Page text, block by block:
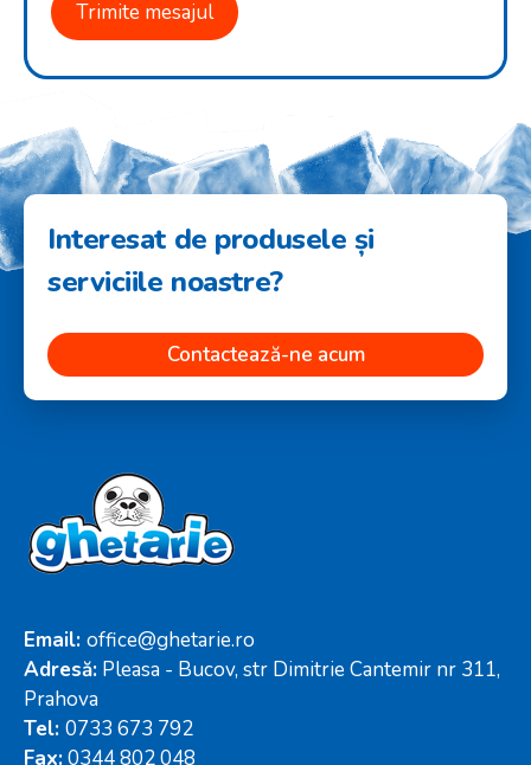
Interesat de produsele și
serviciile noastre?
Contactează-ne acum
Email: office@ghetarie.ro
Adresă: Pleasa - Bucov, str Dimitrie Cantemir nr 311,
Prahova
Tel: 0733 673 792
Fax:0344 802 048